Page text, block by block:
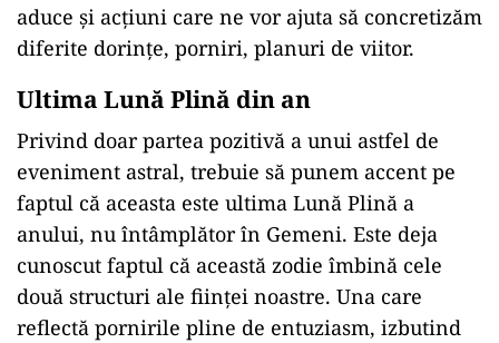
aduce și acțiuni care ne vor ajuta să concretizăm
diferite dorințe, porniri, planuri de viitor.
Ultima Lună Plină din an
Privind doar partea pozitivă a unui astfel de
eveniment astral, trebuie să punem accent pe
faptul că aceasta este ultima Lună Plină a
anului, nu întâmplător în Gemeni. Este deja
cunoscut faptul că această zodie îmbină cele
două structuri ale ființei noastre. Una care
reflectă pornirile pline de entuziasm, izbutind